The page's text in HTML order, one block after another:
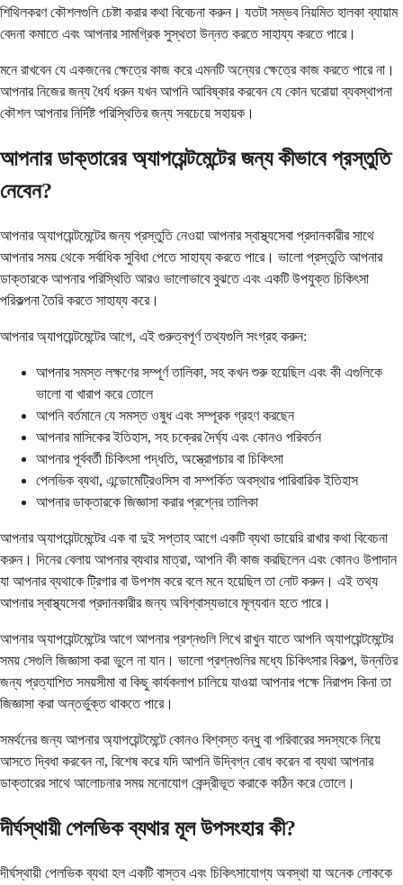
শিথিলকরণ কৌশলগুলি চেষ্টা করার কথা বিবেচনা করুন। যতটা সম্ভব নিয়মিত হালকা ব্যায়াম
বেদনা কমাতে এবং আপনার সামগ্রিক সুস্থতা উন্নত করতে সাহায্য করতে পারে।
মনে রাখবেন যে একজনের ক্ষেত্রে কাজ করে এমনটি অন্যের ক্ষেত্রে কাজ করতে পারে না।
আপনার নিজের জন্য ধৈর্য ধরুন যখন আপনি আবিষ্কার করবেন যে কোন ঘরোয়া ব্যবস্থাপনা
কৌশল আপনার নির্দিষ্ট পরিস্থিতির জন্য সবচেয়ে সহায়ক।
আপনার ডাক্তারের অ্যাপয়েন্টমেন্টের জন্য কীভাবে প্রস্তুতি
নেবেন?
আপনার অ্যাপয়েন্টমেন্টের জন্য প্রস্তুতি নেওয়া আপনার স্বাস্থ্যসেবা প্রদানকারীর সাথে
আপনার সময় থেকে সর্বাধিক সুবিধা পেতে সাহায্য করতে পারে। ভালো প্রস্তুতি আপনার
ডাক্তারকে আপনার পরিস্থিতি আরও ভালোভাবে বুঝতে এবং একটি উপযুক্ত চিকিৎসা
পরিকল্পনা তৈরি করতে সাহায্য করে।
আপনার অ্যাপয়েন্টমেন্টের আগে, এই গুরুত্বপূর্ণ তথ্যগুলি সংগ্রহ করুন:
আপনার সমস্ত লক্ষণের সম্পূর্ণ তালিকা, সহ কখন শুরু হয়েছিল এবং কী এগুলিকে
ভালো বা খারাপ করে তোলে
আপনি বর্তমানে যে সমস্ত ওষুধ এবং সম্পূরক গ্রহণ করছেন
আপনার মাসিকের ইতিহাস, সহ চক্রের দৈর্ঘ্য এবং কোনও পরিবর্তন
আপনার পূর্ববর্তী চিকিৎসা পদ্ধতি, অস্ত্রোপচার বা চিকিৎসা
পেলভিক ব্যথা, এন্ডোমেট্রিওসিস বা সম্পর্কিত অবস্থার পারিবারিক ইতিহাস
আপনার ডাক্তারকে জিজ্ঞাসা করার প্রশ্নের তালিকা
আপনার অ্যাপয়েন্টমেন্টের এক বা দুই সপ্তাহ আগে একটি ব্যথা ডায়েরি রাখার কথা বিবেচনা
করুন। দিনের বেলায় আপনার ব্যথার মাত্রা, আপনি কী কাজ করছিলেন এবং কোনও উপাদান
যা আপনার ব্যথাকে ট্রিগার বা উপশম করে বলে মনে হয়েছিল তা নোট করুন। এই তথ্য
আপনার স্বাস্থ্যসেবা প্রদানকারীর জন্য অবিশ্বাস্যভাবে মূল্যবান হতে পারে।
আপনার অ্যাপয়েন্টমেন্টের আগে আপনার প্রশ্নগুলি লিখে রাখুন যাতে আপনি অ্যাপয়েন্টমেন্টের
সময় সেগুলি জিজ্ঞাসা করা ভুলে না যান। ভালো প্রশ্নগুলির মধ্যে চিকিৎসার বিকল্প, উন্নতির
জন্য প্রত্যাশিত সময়সীমা বা কিছু কার্যকলাপ চালিয়ে যাওয়া আপনার পক্ষে নিরাপদ কিনা তা
জিজ্ঞাসা করা অন্তর্ভুক্ত থাকতে পারে।
সমর্থনের জন্য আপনার অ্যাপয়েন্টমেন্টে কোনও বিশ্বস্ত বন্ধু বা পরিবারের সদস্যকে নিয়ে
আসতে দ্বিধা করবেন না, বিশেষ করে যদি আপনি উদ্বিগ্ন বোধ করেন বা ব্যথা আপনার
ডাক্তারের সাথে আলোচনার সময় মনোযোগ কেন্দ্রীভূত করাকে কঠিন করে তোলে।
দীর্ঘস্থায়ী পেলভিক ব্যথার মূল উপসংহার কী?
দীর্ঘস্থায়ী পেলভিক ব্যথা হল একটি বাস্তব এবং চিকিৎসাযোগ্য অবস্থা যা অনেক লোককে